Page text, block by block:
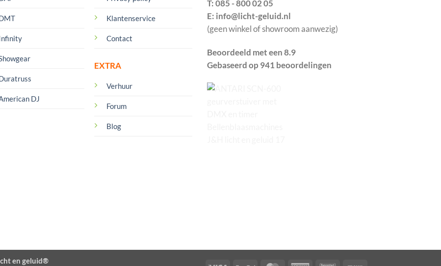
DJ
Klantenservice
Contact
EXTRA
Verhuur
Forum
Blog
T: 085 - 800 02 05
E: info@licht-geluid.nl
(geen winkel of showroom aanwezig)
Beoordeeld met een 8.9
Gebaseerd op 941 beoordelingen
en geluid®